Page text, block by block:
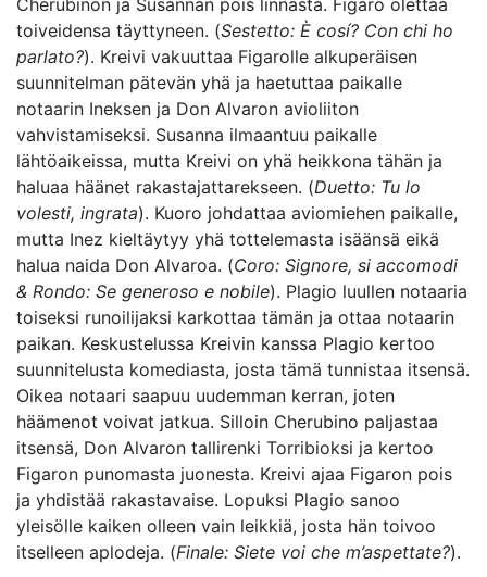
toiveidensa täyttyneen. (Sestetto: È cosí? Con chi ho
parlato?). Kreivi vakuuttaa Figarolle alkuperäisen
suunnitelman pätevän yhä ja haetuttaa paikalle
notaarin Ineksen ja Don Alvaron avioliiton
vahvistamiseksi. Susanna ilmaantuu paikalle
lähtöaikeissa, mutta Kreivi on yhä heikkona tähän ja
haluaa häänet rakastajattarekseen. (Duetto: Tu lo
volesti, ingrata). Kuoro johdattaa aviomiehen paikalle,
mutta Inez kieltäytyy yhä tottelemasta isäänsä eikä
halua naida Don Alvaroa. (Coro: Signore, si accomodi
& Rondo: Se generoso e nobile). Plagio luullen notaaria
toiseksi runoilijaksi karkottaa tämän ja ottaa notaarin
paikan. Keskustelussa Kreivin kanssa Plagio kertoo
suunnitelusta komediasta, josta tämä tunnistaa itsensä.
Oikea notaari saapuu uudemman kerran, joten
häämenot voivat jatkua. Silloin Cherubino paljastaa
itsensä, Don Alvaron tallirenki Torribioksi ja kertoo
Figaron punomasta juonesta. Kreivi ajaa Figaron pois
ja yhdistää rakastavaise. Lopuksi Plagio sanoo
yleisölle kaiken olleen vain leikkiä, josta hän toivoo
itselleen aplodeja. (Finale: Siete voi che m’aspettate?).